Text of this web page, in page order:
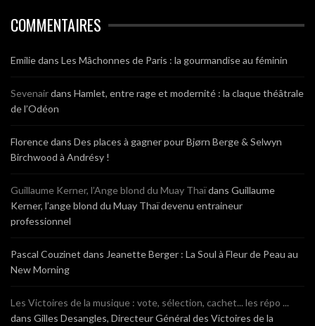
COMMENTAIRES
Emiliedans Les Mâchonnes de Paris : la gourmandise au féminin
Sevenairdans Hamlet, entre rage et modernité : la claque théâtrale
de l’Odéon
Florencedans Des places à gagner pour Bjørn Berge & Selwyn
Birchwood à Andrésy !
Guillaume Kerner, l’Ange blond du Muay Thaïdans Guillaume
Kerner, l’ange blond du Muay Thaï devenu entraineur
professionnel
Pascal Couzinet dans Jeanette Berger : La Soul à Fleur de Peau au
New Morning
Les Victoires de la musique : vote, sélection, cachet... les répo ...
dans Gilles Desangles, Directeur Général des Victoires de la